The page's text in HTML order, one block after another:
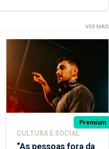
VER MAIS
Premium
CULTURA E SOCIAL
“As pessoas fora da